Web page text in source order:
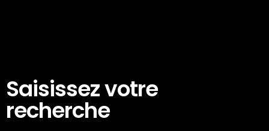
Saisissez votre
recherche